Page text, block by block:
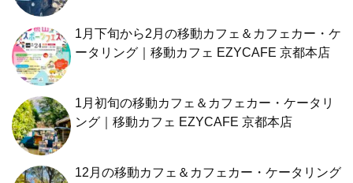
1月下旬から2月の移動カフェ＆カフェカー・ケ
ータリング｜移動カフェ EZYCAFE 京都本店
1月初旬の移動カフェ＆カフェカー・ケータリ
ング｜移動カフェ EZYCAFE 京都本店
12月の移動カフェ＆カフェカー・ケータリング